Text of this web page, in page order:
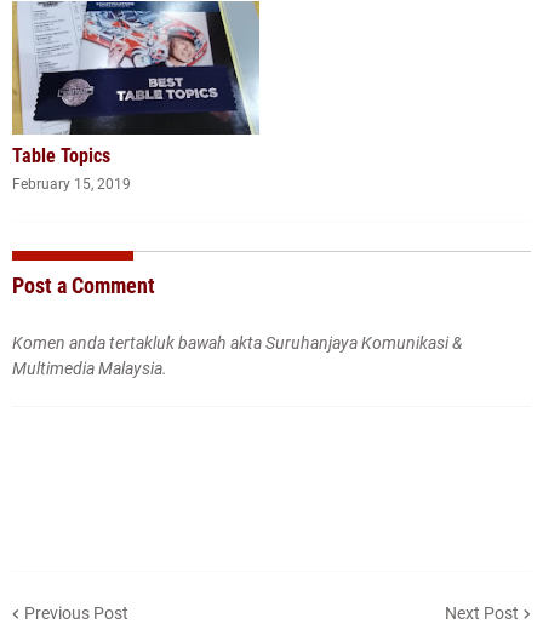
Table Topics
February 15, 2019
Post a Comment
Komen anda tertakluk bawah akta Suruhanjaya Komunikasi &
Multimedia Malaysia.
Previous Post Next Post